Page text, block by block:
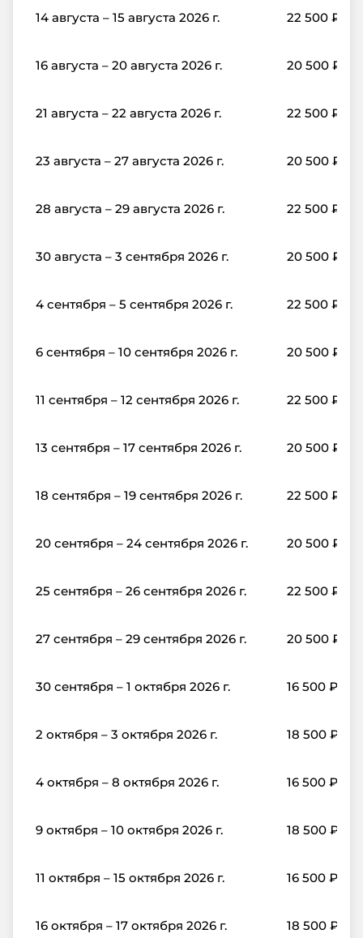
14 августа – 15 августа 2026 г. 22 500 ₽
16 августа – 20 августа 2026 г. 20 500 ₽
21 августа – 22 августа 2026 г. 22 500 ₽
23 августа – 27 августа 2026 г. 20 500 ₽
28 августа – 29 августа 2026 г. 22 500 ₽
30 августа – 3 сентября 2026 г. 20 500 ₽
4 сентября – 5 сентября 2026 г. 22 500 ₽
6 сентября – 10 сентября 2026 г. 20 500 ₽
11 сентября – 12 сентября 2026 г. 22 500 ₽
13 сентября – 17 сентября 2026 г. 20 500 ₽
18 сентября – 19 сентября 2026 г. 22 500 ₽
20 сентября – 24 сентября 2026 г. 20 500 ₽
25 сентября – 26 сентября 2026 г. 22 500 ₽
27 сентября – 29 сентября 2026 г. 20 500 ₽
30 сентября – 1 октября 2026 г. 16 500 ₽
2 октября – 3 октября 2026 г. 18 500 ₽
4 октября – 8 октября 2026 г. 16 500 ₽
9 октября – 10 октября 2026 г. 18 500 ₽
11 октября – 15 октября 2026 г. 16 500 ₽
16 октября – 17 октября 2026 г. 18 500 ₽